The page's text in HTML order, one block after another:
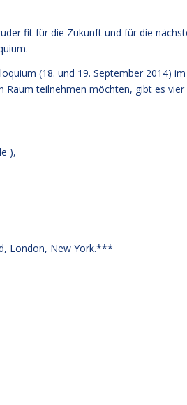
fit für die Zukunft und für die
(18. und 19. September 2014)
Raum teilnehmen möchten, gibt es vier
),
London, New York.***